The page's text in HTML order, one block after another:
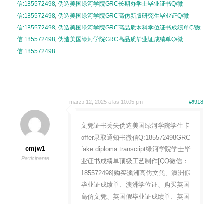
信:185572498, 伪造美国绿河学院GRC长期办学士毕业证书Q/微
信:185572498, 伪造美国绿河学院GRC高仿新版研究生毕业证Q/微
信:185572498, 伪造美国绿河学院GRC高品质本科学位证书成绩单Q/微
信:185572498, 伪造美国绿河学院GRC高品质毕业证成绩单Q/微
信:185572498
marzo 12, 2025 a las 10:05 pm #9918
omjw1
Participante
文凭证书丢失伪造美国绿河学院学生卡
offer录取通知书微信Q:185572498GRC
fake diploma transcript绿河学院学士毕
业证书成绩单顶级工艺制作[QQ微信：
185572498]购买澳洲高仿文凭、澳洲假
毕业证成绩单、澳洲学位证、购买英国
高仿文凭、英国假毕业证成绩单、英国